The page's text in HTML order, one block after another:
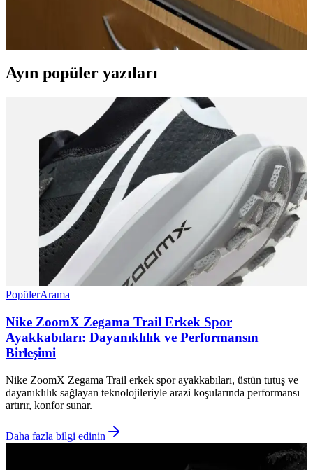
Bottega Veneta Andiamo çanta, bebek pembesi başta olmak üzere
renk seçenekleri, dokuma deri yapısı ve ömür boyu garantisiyle
kullanıcılar arasında şık ve kullanışlı bir tercih olarak öne çıkıyor.
Ayın popüler yazıları
PopülerArama
Nike ZoomX Zegama Trail Erkek Spor
Ayakkabıları: Dayanıklılık ve Performansın
Birleşimi
Nike ZoomX Zegama Trail erkek spor ayakkabıları, üstün tutuş ve
dayanıklılık sağlayan teknolojileriyle arazi koşularında performansı
artırır, konfor sunar.
Daha fazla bilgi edinin